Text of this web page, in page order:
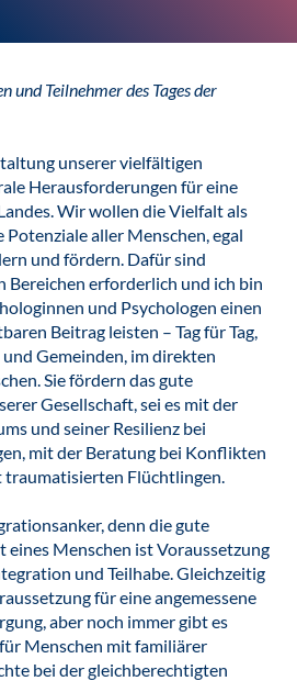
und Teilnehmer des Tages der
unserer vielfältigen
Herausforderungen für eine
Wir wollen die Vielfalt als
aller Menschen, egal
und fördern. Dafür sind
Bereichen erforderlich und ich bin
und Psychologen einen
Beitrag leisten – Tag für Tag,
Gemeinden, im direkten
Sie fördern das gute
Gesellschaft, sei es mit der
und seiner Resilienz bei
mit der Beratung bei Konflikten
Flüchtlingen.
denn die gute
eines Menschen ist Voraussetzung
und Teilhabe. Gleichzeitig
für eine angemessene
aber noch immer gibt es
Menschen mit familiärer
bei der gleichberechtigten